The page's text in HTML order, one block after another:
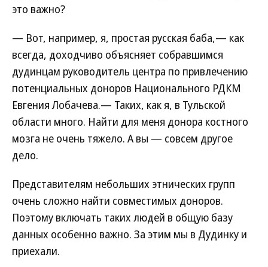
это важно?
— Вот, например, я, простая русская баба,— как
всегда, доходчиво объясняет собравшимся
дудинцам руководитель центра по привлечению
потенциальных доноров Национального РДКМ
Евгения Лобачева.— Таких, как я, в Тульской
области много. Найти для меня донора костного
мозга не очень тяжело. А вы — совсем другое
дело.
Представителям небольших этнических групп
очень сложно найти совместимых доноров.
Поэтому включать таких людей в общую базу
данных особенно важно. За этим мы в Дудинку и
приехали.